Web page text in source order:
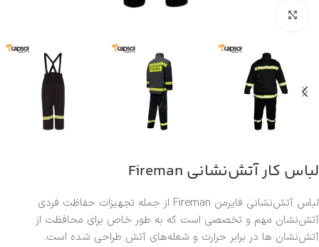
لباس کار آتش‌نشانی Fireman
لباس آتش‌نشانی فایرمن Fireman از جمله تجهیزات حفاظت فردی
آتش‌نشان مهم و تخصصی است که به طور خاص برای محافظت از
آتش‌نشان ها در برابر حرارت و شعله‌های آتش طراحی شده است.